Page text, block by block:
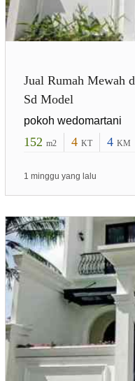
Jual Rumah Mewah
Sd Model
pokoh wedomartani
152 m2 4 KT 4 KM
1 minggu yang lalu